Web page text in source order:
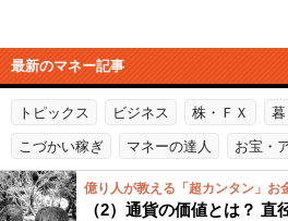
最新のマネー記事
トピックス ビジネス 株・ＦＸ
こづかい稼ぎ マネーの達人 お宝・
億り人が教える「超カンタン」お
（2）通貨の価値とは？